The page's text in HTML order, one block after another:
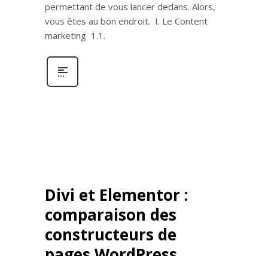
permettant de vous lancer dedans. Alors,
vous êtes au bon endroit. I. Le Content
marketing 1.1.
Divi et Elementor :
comparaison des
constructeurs de